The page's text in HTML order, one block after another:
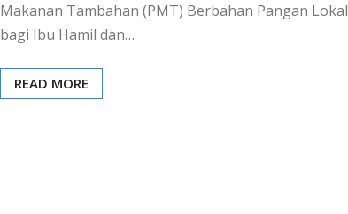
Makanan Tambahan (PMT) Berbahan Pangan Lokal
bagi Ibu Hamil dan…
READ MORE